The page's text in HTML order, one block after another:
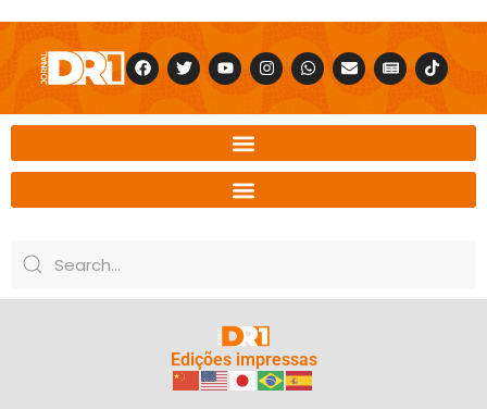
Edições impressas